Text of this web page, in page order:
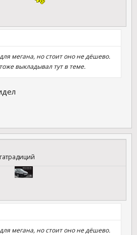
мегана, но стоит оно не дёшево.
выкладывал тут в теме.
мегана, но стоит оно не дёшево.